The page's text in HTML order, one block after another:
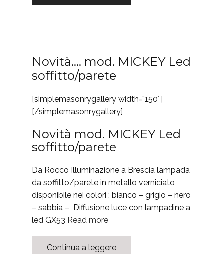
Novità…. mod. MICKEY Led
soffitto/parete
[simplemasonrygallery width=”150″]
[/simplemasonrygallery]
Novità mod. MICKEY Led
soffitto/parete
Da Rocco Illuminazione a Brescia lampada
da soffitto/parete in metallo verniciato
disponibile nei colori : bianco – grigio – nero
– sabbia – Diffusione luce con lampadine a
led GX53 Read more
Continua a leggere